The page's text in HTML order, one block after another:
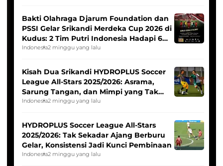
Bakti Olahraga Djarum Foundation dan
PSSI Gelar Srikandi Merdeka Cup 2026 di
Kudus: 2 Tim Putri Indonesia Hadapi 6
Tim Asia
Indonesia2 minggu yang lalu
Kisah Dua Srikandi HYDROPLUS Soccer
League All-Stars 2025/2026: Asrama,
Sarung Tangan, dan Mimpi yang Tak
Pernah Padam
Indonesia2 minggu yang lalu
HYDROPLUS Soccer League All-Stars
2025/2026: Tak Sekadar Ajang Berburu
Gelar, Konsistensi Jadi Kunci Pembinaan
Indonesia2 minggu yang lalu